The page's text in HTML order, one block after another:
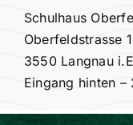
Schulhaus
Oberfeldstrasse
3550 Langnau
Eingang hinten –